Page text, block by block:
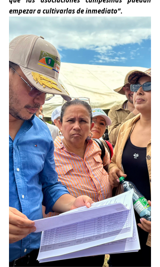
empezar a cultivarlas de inmediato”.